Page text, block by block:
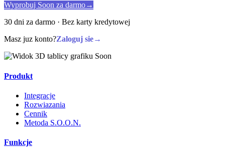
Wyprobuj Soon za darmo→
30 dni za darmo · Bez karty kredytowej
Masz juz konto?Zaloguj sie→
Produkt
Integracje
Rozwiazania
Cennik
Metoda S.O.O.N.
Funkcje